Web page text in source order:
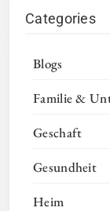
Categories
Blogs
Familie &
Geschaft
Gesundheit
Heim